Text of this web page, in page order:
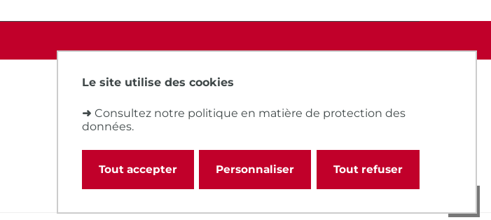
Le site utilise des cookies
➜ Consultez notre politique en matière de protection des
données.
Tout accepter Tout refuser
Personnaliser